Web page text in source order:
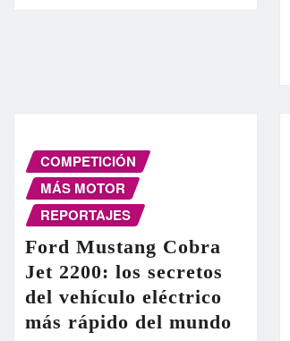
COMPETICIÓN
MÁS MOTOR
REPORTAJES
Ford Mustang Cobra
Jet 2200: los secretos
del vehículo eléctrico
más rápido del mundo